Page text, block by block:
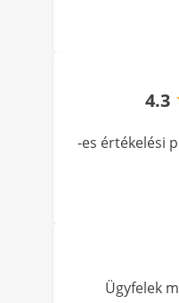
4.3
-es értékelési
Ügyfelek